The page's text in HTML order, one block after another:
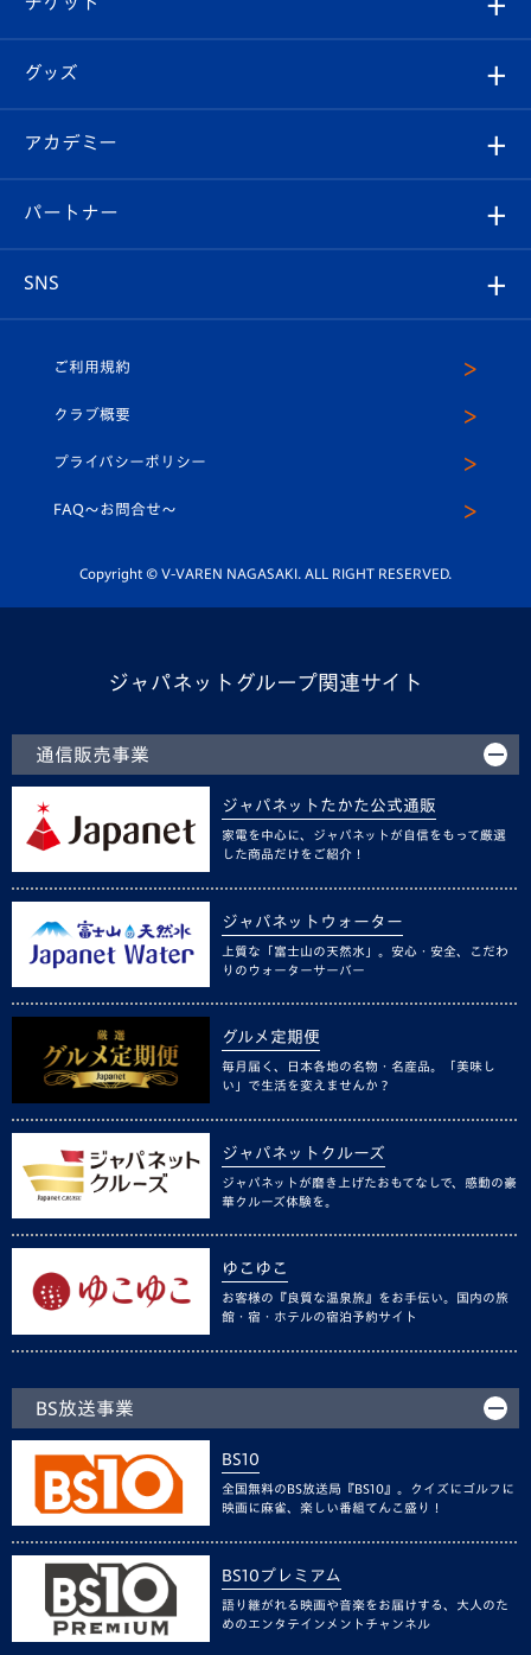
チケット
イベント
メディア
ホームタウン
エンブレム紹介
スタッフプロフィール
マスコット紹介
平和祈念活動
ホームタウン活動
はじめての観戦ガイド
Revive Team
ヴィヴィくんの長崎おもてなしガイド
フォトギャラリー
スタジアムグルメ
チケット
V-LOVERS（ファンクラブ）
プレイヤーズスイート
グッズ
オンラインショップ
店舗情報
アカデミー
育成からのお知らせ
U-18
スクール
パートナー
SNS
ヴィヴィくんインスタグラム
公式LINE＠
ご利用規約
クラブ概要
プライバシーポリシー
FAQ〜お問合せ〜
Copyright © V-VAREN NAGASAKI. ALL RIGHT RESERVED.
ジャパネットグループ関連サイト
通信販売事業
ジャパネットたかた公式通販
家電を中心に、ジャパネットが自信をもって厳選
した商品だけをご紹介！
ジャパネットウォーター
上質な「富士山の天然水」。安心・安全、こだわ
りのウォーターサーバー
グルメ定期便
毎月届く、日本各地の名物・名産品。「美味し
い」で生活を変えませんか？
ジャパネットクルーズ
ジャパネットが磨き上げたおもてなしで、感動の豪
華クルーズ体験を。
ゆこゆこ
お客様の『良質な温泉旅』をお手伝い。国内の旅
館・宿・ホテルの宿泊予約サイト
BS放送事業
BS10
全国無料のBS放送局『BS10』。クイズにゴルフに
映画に麻雀、楽しい番組てんこ盛り！
BS10プレミアム
語り継がれる映画や音楽をお届けする、大人のた
めのエンタテインメントチャンネル